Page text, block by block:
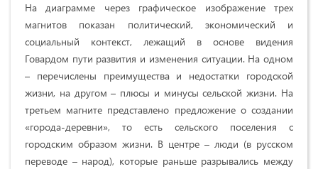
На диаграмме через графическое изображение трех
магнитов показан политический, экономический и
социальный контекст, лежащий в основе видения
Говардом пути развития и изменения ситуации. На одном
– перечислены преимущества и недостатки городской
жизни, на другом – плюсы и минусы сельской жизни. На
третьем магните представлено предложение о создании
«города-деревни», то есть сельского поселения с
городским образом жизни. В центре – люди (в русском
переводе – народ), которые раньше разрывались между